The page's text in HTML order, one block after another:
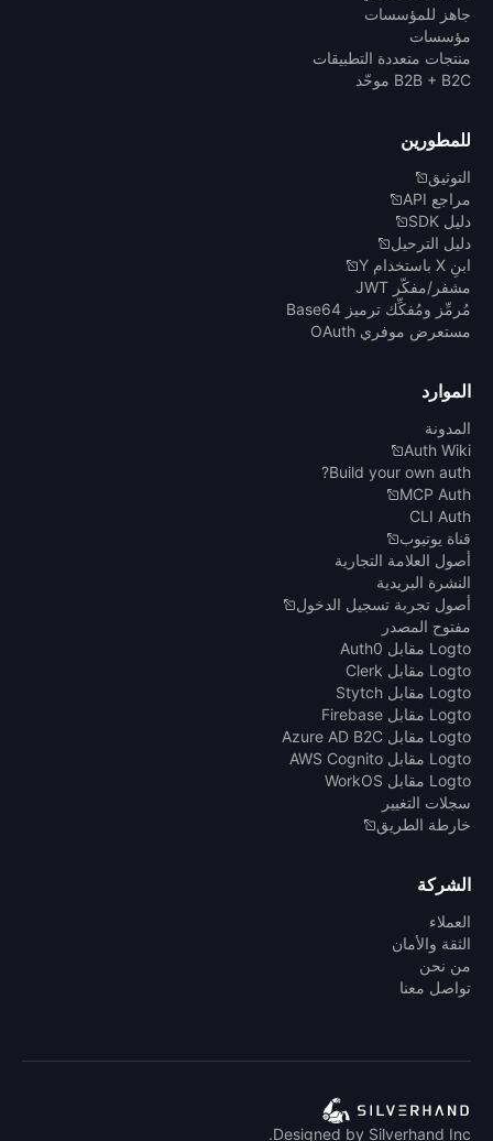
جاهز للمؤسسات
مؤسسات
منتجات متعددة التطبيقات
B2B + B2C موحّد
للمطورين
التوثيق
مراجع API
دليل SDK
دليل الترحيل
ابنِ X باستخدام Y
مشفر/مفكّر JWT
مُرمِّز ومُفكِّك ترميز Base64
مستعرض موفري OAuth
الموارد
المدونة
Auth Wiki
Build your own auth?
MCP Auth
CLI Auth
قناة يوتيوب
أصول العلامة التجارية
النشرة البريدية
أصول تجربة تسجيل الدخول
مفتوح المصدر
Logto مقابل Auth0
Logto مقابل Clerk
Logto مقابل Stytch
Logto مقابل Firebase
Logto مقابل Azure AD B2C
Logto مقابل AWS Cognito
Logto مقابل WorkOS
سجلات التغيير
خارطة الطريق
الشركة
العملاء
الثقة والأمان
من نحن
تواصل معنا
Designed by Silverhand Inc.